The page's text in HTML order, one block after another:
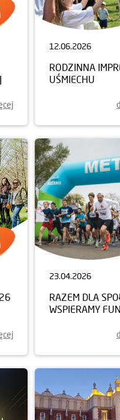
12.06.2026
RODZINNA
UŚMIECHU
23.04.2026
RAZEM DLA
WSPIERAMY